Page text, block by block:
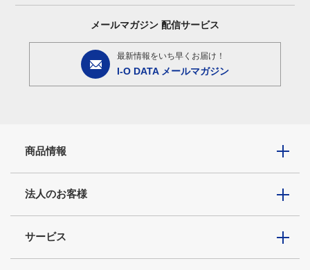
メールマガジン 配信サービス
最新情報をいち早くお届け！
I-O DATA メールマガジン
商品情報
法人のお客様
サービス